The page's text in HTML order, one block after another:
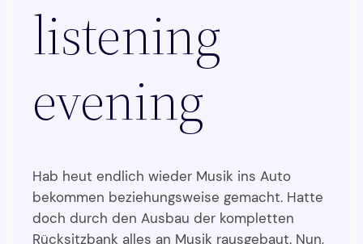
listening
evening
Hab heut endlich wieder Musik ins Auto
bekommen beziehungsweise gemacht. Hatte
doch durch den Ausbau der kompletten
Rücksitzbank alles an Musik rausgebaut. Nun,